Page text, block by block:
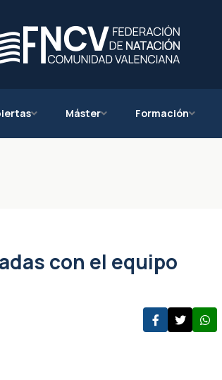
Máster Formación
con el equipo